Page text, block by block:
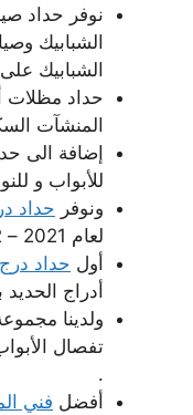
نوفر حداد
الشبابيك
الشبابيك
حداد مظلات
المنشآت
إضافة الى
للأبواب و
ونوفر حداد
لعام 2021 – 2022 .
أول حداد
أدراج
ولدينا
تفصال
.
أفضل فني